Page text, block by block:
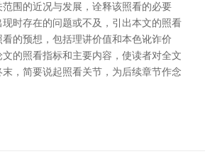
围的近况与发展，诠释该照看的必要
时存在的问题或不及，引出本文的照看
的预想，包括理讲价值和本色讹诈价
的照看指标和主要内容，使读者对全文
，简要说起照看关节，为后续章节作念